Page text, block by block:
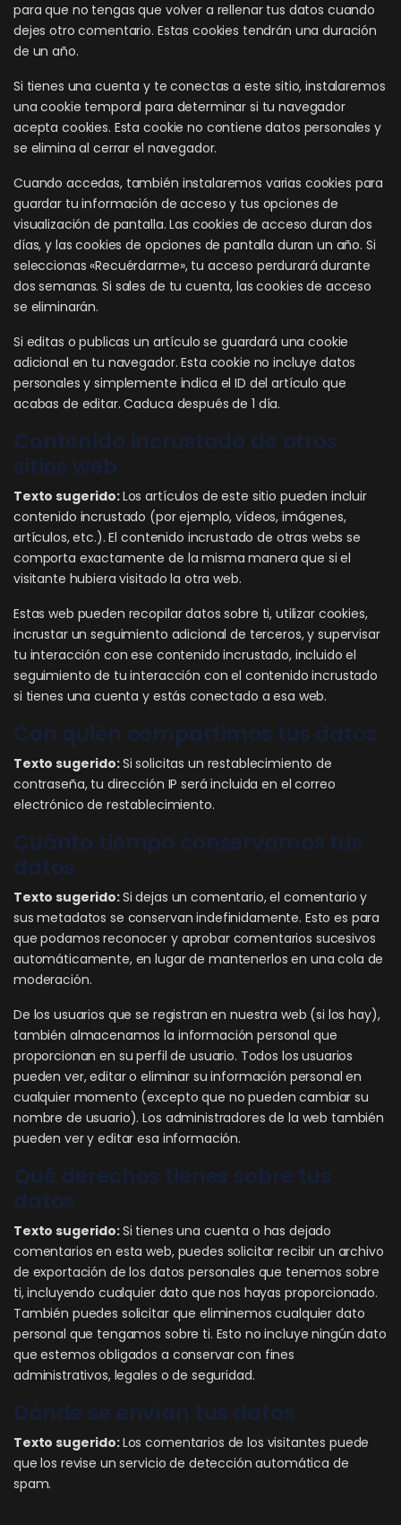
para que no tengas que volver a rellenar tus datos cuando
dejes otro comentario. Estas cookies tendrán una duración
de un año.
Si tienes una cuenta y te conectas a este sitio, instalaremos
una cookie temporal para determinar si tu navegador
acepta cookies. Esta cookie no contiene datos personales y
se elimina al cerrar el navegador.
Cuando accedas, también instalaremos varias cookies para
guardar tu información de acceso y tus opciones de
visualización de pantalla. Las cookies de acceso duran dos
días, y las cookies de opciones de pantalla duran un año. Si
seleccionas «Recuérdarme», tu acceso perdurará durante
dos semanas. Si sales de tu cuenta, las cookies de acceso
se eliminarán.
Si editas o publicas un artículo se guardará una cookie
adicional en tu navegador. Esta cookie no incluye datos
personales y simplemente indica el ID del artículo que
acabas de editar. Caduca después de 1 día.
Contenido incrustado de otros
sitios web
Texto sugerido:Los artículos de este sitio pueden incluir
contenido incrustado (por ejemplo, vídeos, imágenes,
artículos, etc.). El contenido incrustado de otras webs se
comporta exactamente de la misma manera que si el
visitante hubiera visitado la otra web.
Estas web pueden recopilar datos sobre ti, utilizar cookies,
incrustar un seguimiento adicional de terceros, y supervisar
tu interacción con ese contenido incrustado, incluido el
seguimiento de tu interacción con el contenido incrustado
si tienes una cuenta y estás conectado a esa web.
Con quién compartimos tus datos
Texto sugerido:Si solicitas un restablecimiento de
contraseña, tu dirección IP será incluida en el correo
electrónico de restablecimiento.
Cuánto tiempo conservamos tus
datos
Texto sugerido:Si dejas un comentario, el comentario y
sus metadatos se conservan indefinidamente. Esto es para
que podamos reconocer y aprobar comentarios sucesivos
automáticamente, en lugar de mantenerlos en una cola de
moderación.
De los usuarios que se registran en nuestra web (si los hay),
también almacenamos la información personal que
proporcionan en su perfil de usuario. Todos los usuarios
pueden ver, editar o eliminar su información personal en
cualquier momento (excepto que no pueden cambiar su
nombre de usuario). Los administradores de la web también
pueden ver y editar esa información.
Qué derechos tienes sobre tus
datos
Texto sugerido:Si tienes una cuenta o has dejado
comentarios en esta web, puedes solicitar recibir un archivo
de exportación de los datos personales que tenemos sobre
ti, incluyendo cualquier dato que nos hayas proporcionado.
También puedes solicitar que eliminemos cualquier dato
personal que tengamos sobre ti. Esto no incluye ningún dato
que estemos obligados a conservar con fines
administrativos, legales o de seguridad.
Dónde se envían tus datos
Texto sugerido:Los comentarios de los visitantes puede
que los revise un servicio de detección automática de
spam.